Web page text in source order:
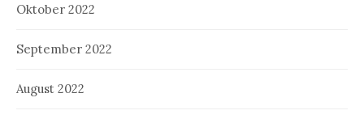
Oktober 2022
September 2022
August 2022